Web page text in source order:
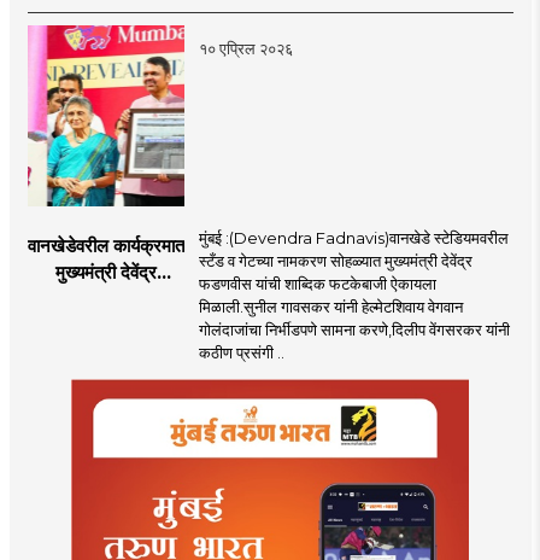
१० एप्रिल २०२६
वानखेडेवरील कार्यक्रमात
मुख्यमंत्री देवेंद्र
मुंबई :(Devendra Fadnavis)वानखेडे स्टेडियमवरील
स्टँड व गेटच्या नामकरण सोहळ्यात मुख्यमंत्री देवेंद्र
फडणवीस यांची शाब्दिक फटकेबाजी ऐकायला
मिळाली.सुनील गावसकर यांनी हेल्मेटशिवाय वेगवान
गोलंदाजांचा निर्भीडपणे सामना करणे,दिलीप वेंगसरकर यांनी
कठीण प्रसंगी ..